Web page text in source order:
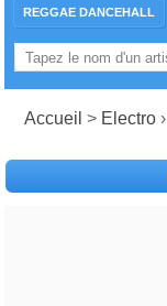
REGGAE DANCEHALL
Accueil > Electro ›